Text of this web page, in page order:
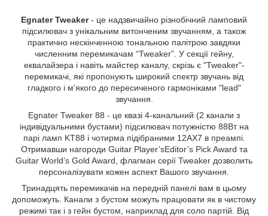
Egnater Tweaker- це надзвичайно різнобічний ламповий
підсилювач з унікальним витонченим звучанням, а також
практично нескінченною тональною палітрою завдяки
численним перемикачам “Tweaker”. У секції гейну,
еквалайзера і навіть майстер каналу, скрізь є "Tweaker"-
перемикачі, які пропонують широкий спектр звучань від
гладкого і м'якого до пересиченого гармоніками "lead"
звучання.
Egnater Tweaker 88 - це квазі 4-канальний (2 канали з
індивідуальними бустами) підсилювач потужністю 88Вт на
парі ламп KT88 і чотирма підібраними 12AX7 в преампі.
Отримавши нагороди Guitar Player’sEditor’s Pick Award та
Guitar World’s Gold Award, флагман серії Tweaker дозволить
персоналізувати кожен аспект Вашого звучання.
Тринадцять перемикачів на передній панелі вам в цьому
допоможуть. Канали з бустом можуть працювати як в чистому
режимі так і з гейн бустом, наприклад для соло партій. Від